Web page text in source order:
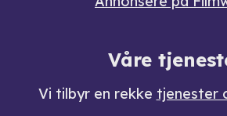
Våre
Vi tilbyr en rekke tjenester